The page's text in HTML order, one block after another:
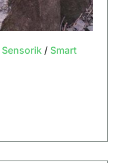
Sensorik/ Smart